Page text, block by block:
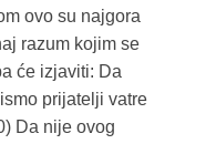
ovo su najgora
razum kojim se
će izjaviti: Da
prijatelji vatre
Da nije ovog